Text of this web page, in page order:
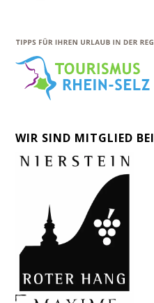
WIR SIND MITGLIED BEI